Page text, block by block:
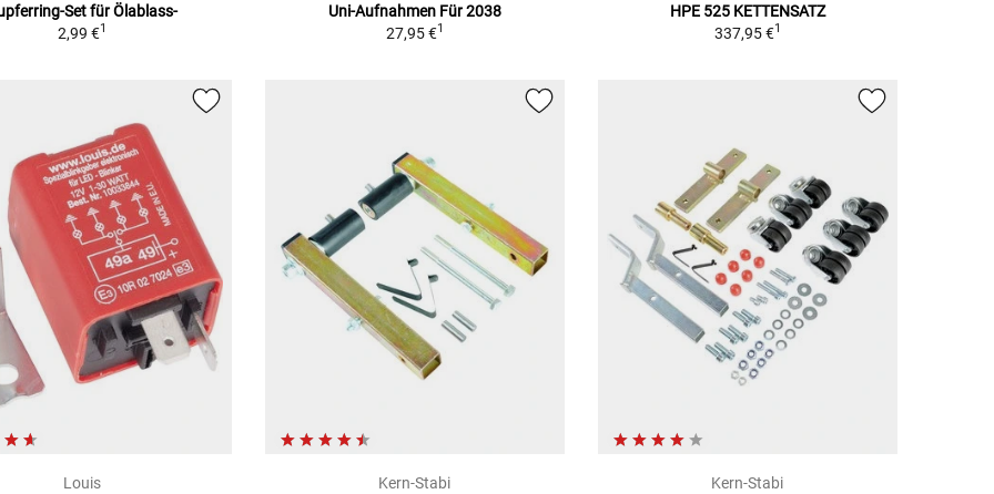
Set für Ölablass-
2,99 €1
Uni-Aufnahmen Für 2038
27,95 €1
HPE 525 KETTENSATZ
337,95 €1
Louis
Kern-Stabi
Kern-Stabi